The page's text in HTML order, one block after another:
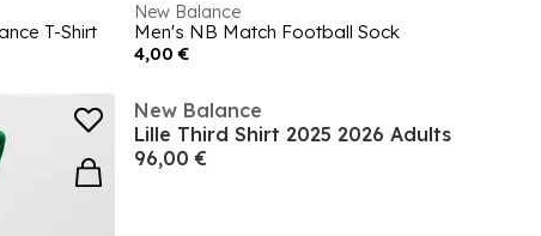
T-Shirt
New Balance
Men's NB Match Football Sock
4,00 €
New Balance
Lille Third Shirt 2025 2026 Adults
96,00 €